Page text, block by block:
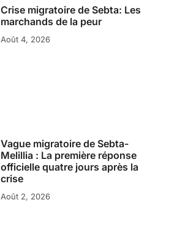
Crise migratoire de Sebta: Les
marchands de la peur
Août 4, 2026
Vague migratoire de Sebta-
Melillia : La première réponse
officielle quatre jours après la
crise
Août 2, 2026